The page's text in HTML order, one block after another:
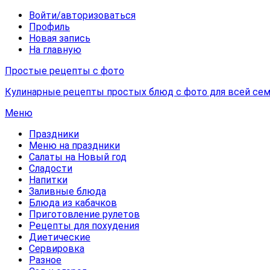
Войти/авторизоваться
Профиль
Новая запись
На главную
Простые рецепты с фото
Кулинарные рецепты простых блюд с фото для всей
Меню
Праздники
Меню на праздники
Салаты на Новый год
Сладости
Напитки
Заливные блюда
Блюда из кабачков
Приготовление рулетов
Рецепты для похудения
Диетические
Сервировка
Разное